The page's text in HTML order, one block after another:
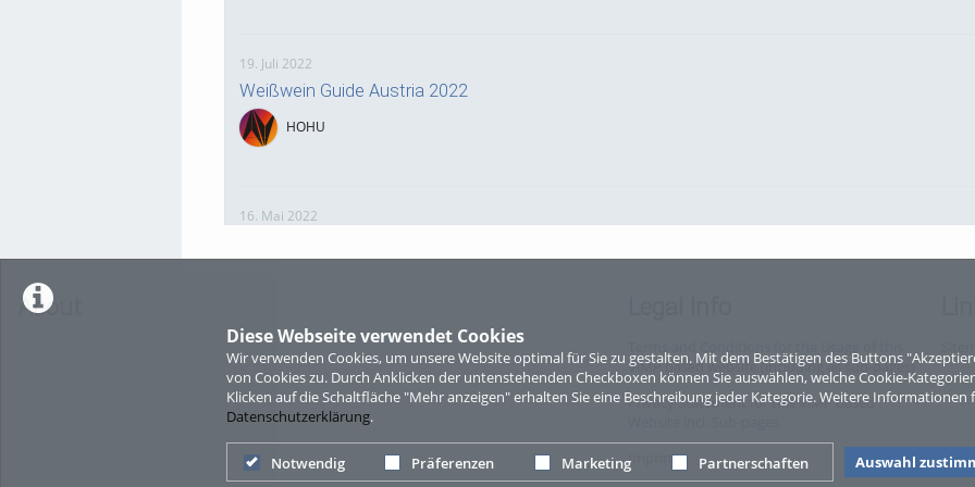
Diese Webseite verwendet Cookies
Wir verwenden Cookies, um unsere Website optimal für Sie zu gestalten. Mit dem Bestätigen des Buttons
von Cookies zu. Durch Anklicken der untenstehenden Checkboxen können Sie auswählen, welche Cookie-
Klicken auf die Schaltfläche "Mehr anzeigen" erhalten Sie eine Beschreibung jeder Kategorie. Weitere Informationen
Datenschutzerklärung.
Notwendig Präferenzen Marketing Partnerschaften Auswahl
19. Juli 2022
Weißwein Guide Austria 2022
HOHU
16. Mai 2022
9. Mai 2022
¨Haager Lies reloaded“ - der neue Top-Radweg in OÖ verbindet
About
ViMP based website (including all sub-pages)
Privacy Statement for this ViMP based
Imprint